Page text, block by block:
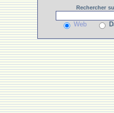
Rechercher
Web